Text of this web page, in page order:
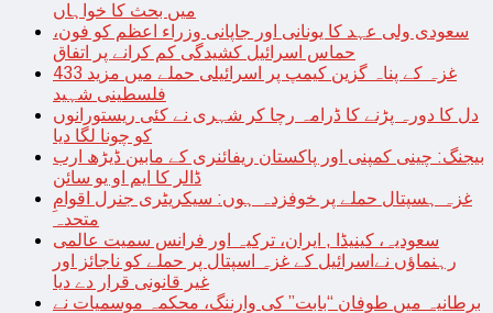
میں بحث کا خواہاں
سعودی ولی عہد کا یونانی اور جاپانی وزراء اعظم کو فون،
حماس اسرائیل کشیدگی کم کرانے پر اتفاق
غزہ کے پناہ گزین کیمپ پر اسرائیلی حملے میں مزید 433
فلسطینی شہید
دل کا دورہ پڑنے کا ڈرامہ رچا کر شہری نے کئی ریستورانوں
کو چونا لگا دیا
بیجنگ: چینی کمپنی اور پاکستان ریفائنری کے مابین ڈیڑھ ارب
ڈالر کا ایم او یو سائن
غزہ ہسپتال حملے پر خوفزدہ ہوں: سیکریٹری جنرل اقوامِ
متحدہ
سعودیہ، کینیڈا , ایران، ترکیہ اور فرانس سمیت عالمی
رہنماؤں نےاسرائیل کے غزہ اسپتال پر حملے کو ناجائز اور
غیر قانونی قرار دے دیا
برطانیہ میں طوفان “بابت” کی وارننگ، محکمہ موسمیات نے